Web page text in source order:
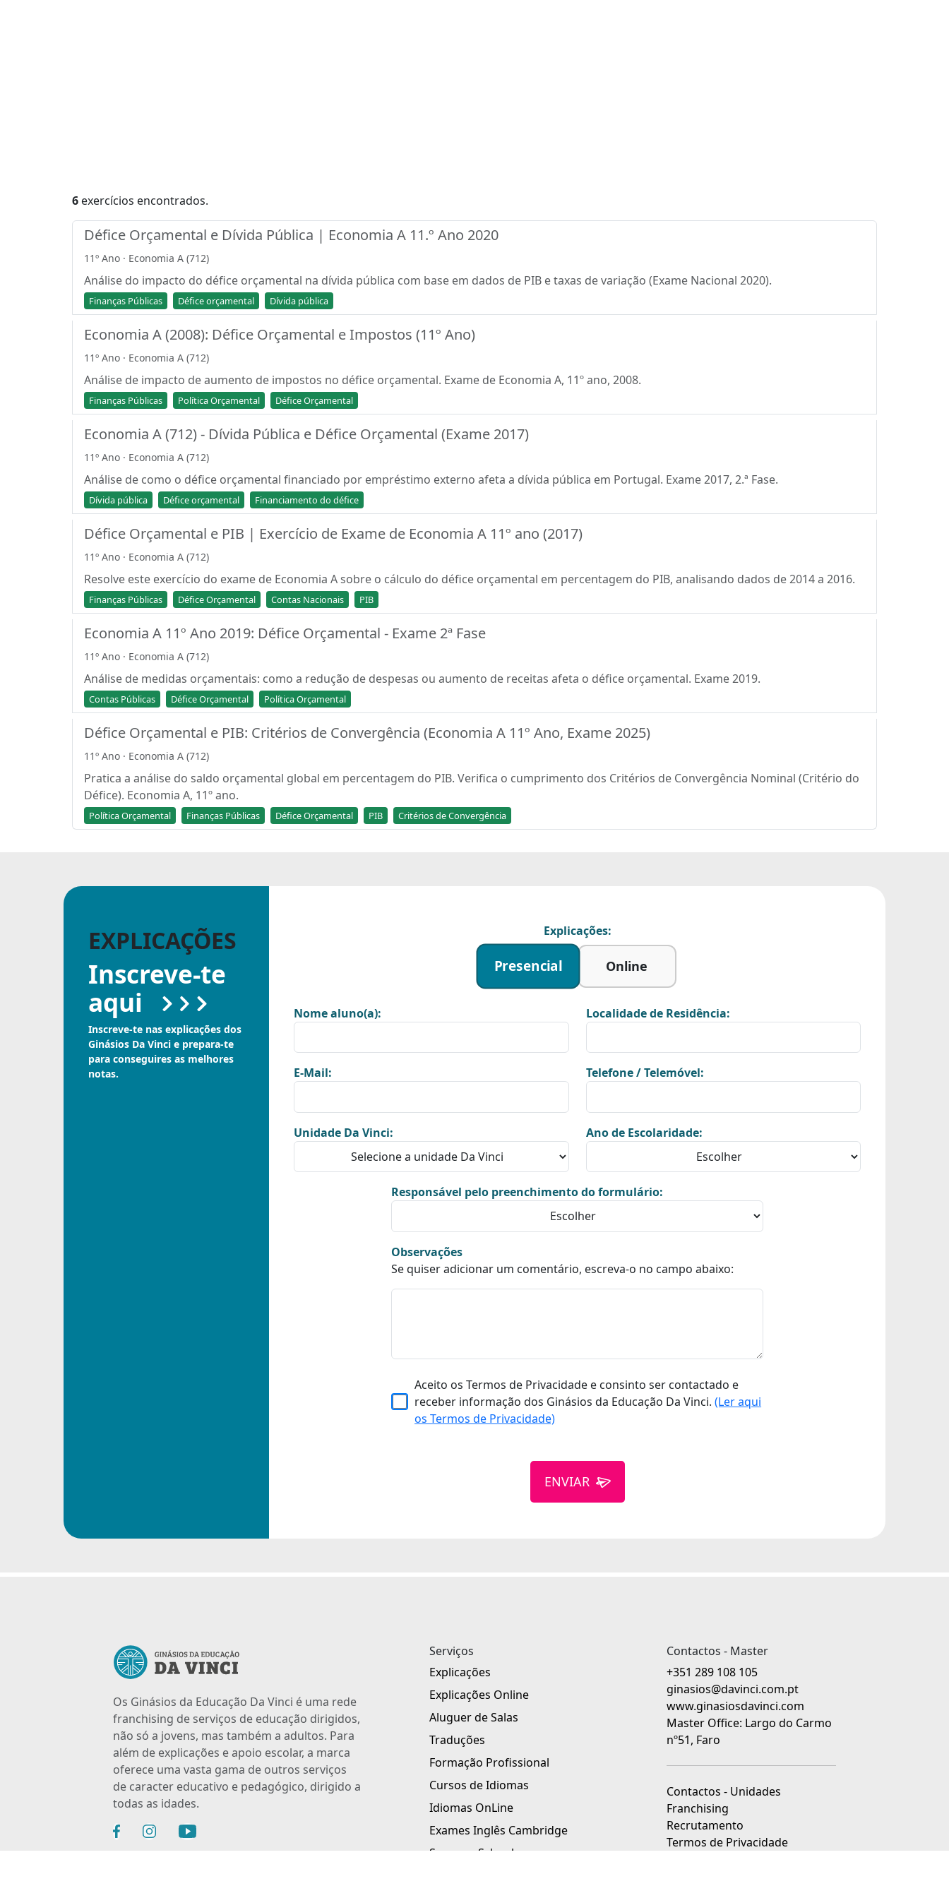
6 exercícios encontrados.
Défice Orçamental e Dívida Pública | Economia A 11.º Ano 2020
11º Ano · Economia A (712)
Análise do impacto do défice orçamental na dívida pública com base em dados de PIB e taxas de variação (Exame Nacional 2020).
Finanças Públicas Défice orçamental Dívida pública
Economia A (2008): Défice Orçamental e Impostos (11º Ano)
11º Ano · Economia A (712)
Análise de impacto de aumento de impostos no défice orçamental. Exame de Economia A, 11º ano, 2008.
Finanças Públicas Política Orçamental Défice Orçamental
Economia A (712) - Dívida Pública e Défice Orçamental (Exame 2017)
11º Ano · Economia A (712)
Análise de como o défice orçamental financiado por empréstimo externo afeta a dívida pública em Portugal. Exame 2017, 2.ª Fase.
Dívida pública Défice orçamental Financiamento do défice
Défice Orçamental e PIB | Exercício de Exame de Economia A 11º ano (2017)
11º Ano · Economia A (712)
Resolve este exercício do exame de Economia A sobre o cálculo do défice orçamental em percentagem do PIB, analisando dados de 2014 a 2016.
Finanças Públicas Défice Orçamental Contas Nacionais PIB
Economia A 11º Ano 2019: Défice Orçamental - Exame 2ª Fase
11º Ano · Economia A (712)
Análise de medidas orçamentais: como a redução de despesas ou aumento de receitas afeta o défice orçamental. Exame 2019.
Contas Públicas Défice Orçamental Política Orçamental
Défice Orçamental e PIB: Critérios de Convergência (Economia A 11º Ano, Exame 2025)
11º Ano · Economia A (712)
Pratica a análise do saldo orçamental global em percentagem do PIB. Verifica o cumprimento dos Critérios de Convergência Nominal (Critério do
Défice). Economia A, 11º ano.
Política Orçamental Finanças Públicas Défice Orçamental PIB Critérios de Convergência
EXPLICAÇÕES
Inscreve-te
aqui
Inscreve-te nas explicações dos
Ginásios Da Vinci e prepara-te
para conseguires as melhores
notas.
Explicações:
Presencial Online
Nome aluno(a): Localidade de Residência:
E-Mail: Telefone / Telemóvel:
Unidade Da Vinci: Ano de Escolaridade:
Responsável pelo preenchimento do formulário:
Observações
Se quiser adicionar um comentário, escreva-o no campo abaixo:
Aceito os Termos de Privacidade e consinto ser contactado e
receber informação dos Ginásios da Educação Da Vinci.(Ler aqui
os Termos de Privacidade)
ENVIAR
Os Ginásios da Educação Da Vinci é uma rede
franchising de serviços de educação dirigidos,
não só a jovens, mas também a adultos. Para
além de explicações e apoio escolar, a marca
oferece uma vasta gama de outros serviços
de caracter educativo e pedagógico, dirigido a
todas as idades.
Serviços
Explicações
Explicações Online
Aluguer de Salas
Traduções
Formação Profissional
Cursos de Idiomas
Idiomas OnLine
Exames Inglês Cambridge
Summer School
Contactos - Master
+351 289 108 105
ginasios@davinci.com.pt
www.ginasiosdavinci.com
Master Office: Largo do Carmo
nº51, Faro
Contactos - Unidades
Franchising
Recrutamento
Termos de Privacidade